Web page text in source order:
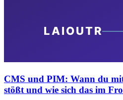
CMS und PIM: Wann du
stößt und wie sich das im